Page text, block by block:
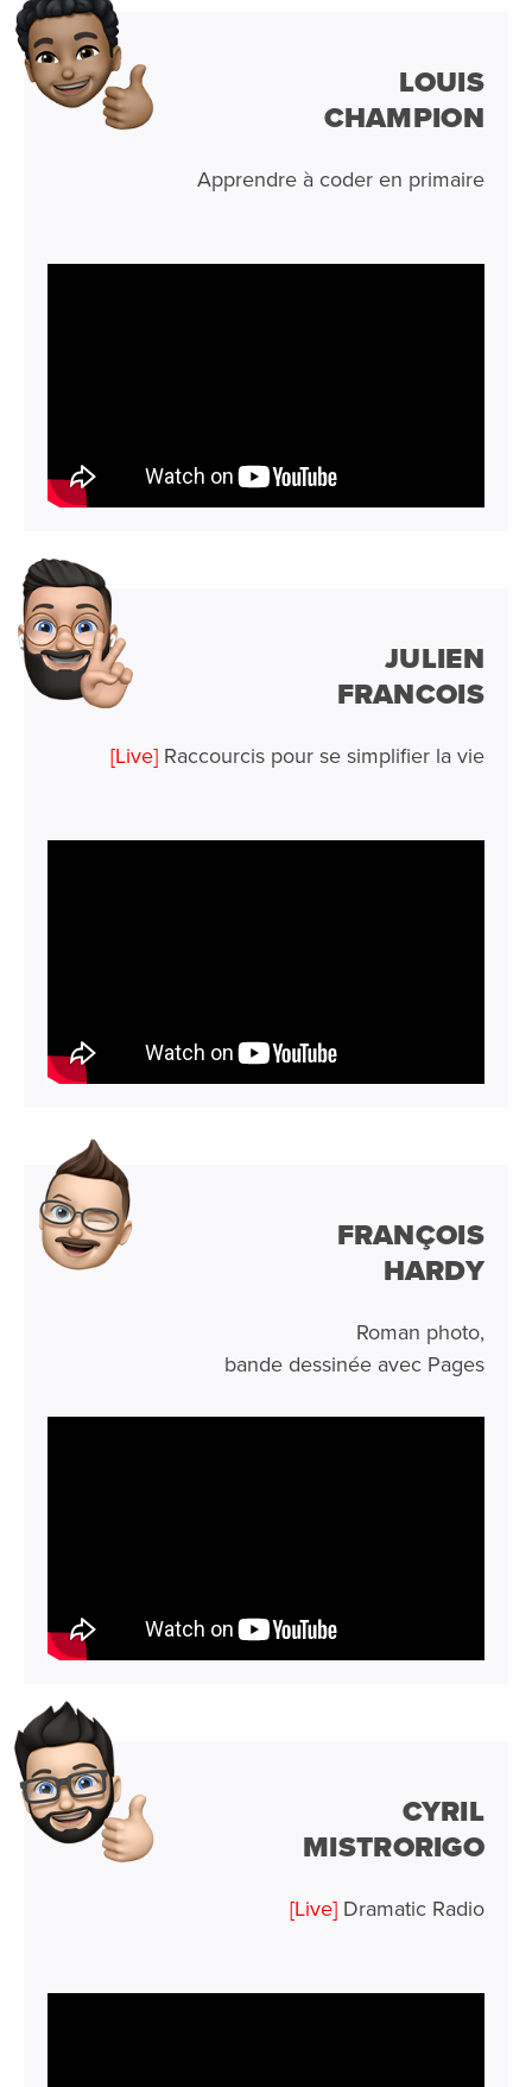
LOUIS
CHAMPION
Apprendre à coder en primaire
JULIEN
FRANCOIS
[Live] Raccourcis pour se simplifier la vie
FRANÇOIS
HARDY
Roman photo,
bande dessinée avec Pages
CYRIL
MISTRORIGO
[Live] Dramatic Radio